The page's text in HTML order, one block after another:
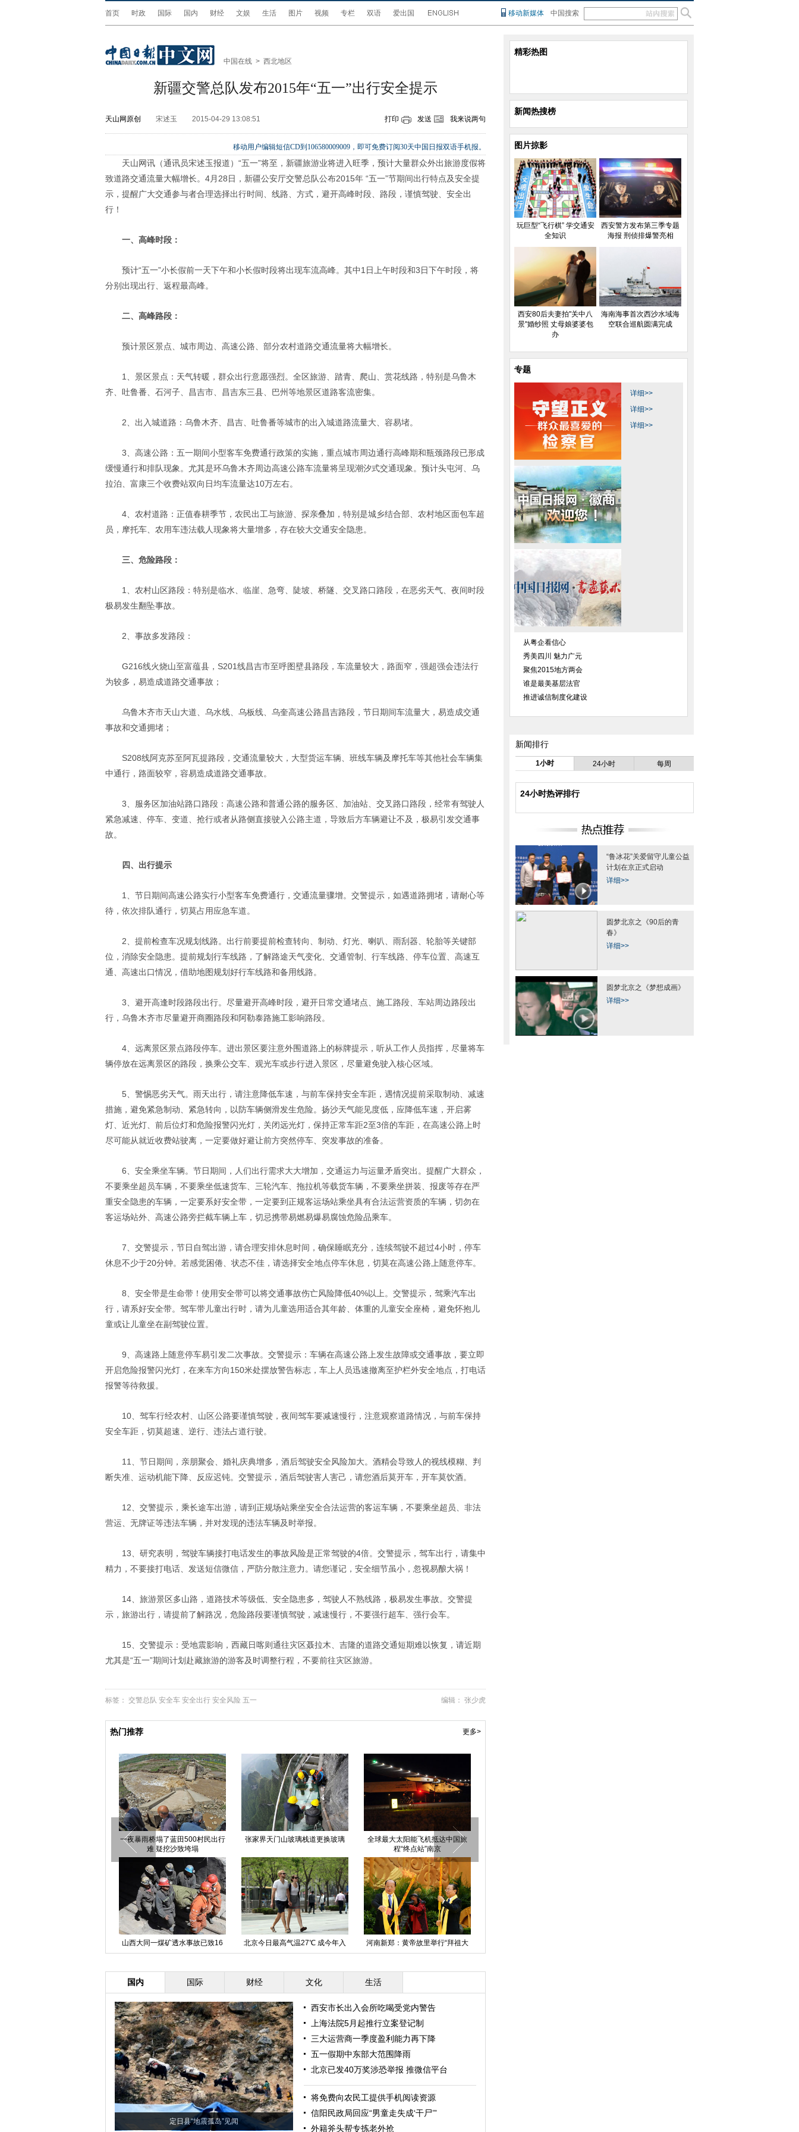
首页 时政 国际 国内 财经 文娱 生活 图片 视频 专栏 双语 爱出国 移动新媒体 中国搜索
中国在线 > 西北地区
新疆交警总队发布2015年“五一”出行安全提示
天山网原创 宋述玉 2015-04-29 13:08:51 打印 发送 我来说两句
移动用户编辑短信CD到106580009009，即可免费订阅30天中国日报双语手机报。
天山网讯（通讯员宋述玉报道）“五一”将至，新疆旅游业将进入旺季，预计大量群众外出旅游度假将
致道路交通流量大幅增长。4月28日，新疆公安厅交警总队公布2015年 “五一”节期间出行特点及安全提
示，提醒广大交通参与者合理选择出行时间、线路、方式，避开高峰时段、路段，谨慎驾驶、安全出
行！
一、高峰时段：
预计“五一”小长假前一天下午和小长假时段将出现车流高峰。其中1日上午时段和3日下午时段，将
分别出现出行、返程最高峰。
二、高峰路段：
预计景区景点、城市周边、高速公路、部分农村道路交通流量将大幅增长。
1、景区景点：天气转暖，群众出行意愿强烈。全区旅游、踏青、爬山、赏花线路，特别是乌鲁木
齐、吐鲁番、石河子、昌吉市、昌吉东三县、巴州等地景区道路客流密集。
2、出入城道路：乌鲁木齐、昌吉、吐鲁番等城市的出入城道路流量大、容易堵。
3、高速公路：五一期间小型客车免费通行政策的实施，重点城市周边通行高峰期和瓶颈路段已形成
缓慢通行和排队现象。尤其是环乌鲁木齐周边高速公路车流量将呈现潮汐式交通现象。预计头屯河、乌
拉泊、富康三个收费站双向日均车流量达10万左右。
4、农村道路：正值春耕季节，农民出工与旅游、探亲叠加，特别是城乡结合部、农村地区面包车超
员，摩托车、农用车违法载人现象将大量增多，存在较大交通安全隐患。
三、危险路段：
1、农村山区路段：特别是临水、临崖、急弯、陡坡、桥隧、交叉路口路段，在恶劣天气、夜间时段
极易发生翻坠事故。
2、事故多发路段：
G216线火烧山至富蕴县，S201线昌吉市至呼图壁县路段，车流量较大，路面窄，强超强会违法行
为较多，易造成道路交通事故；
乌鲁木齐市天山大道、乌水线、乌板线、乌奎高速公路昌吉路段，节日期间车流量大，易造成交通
事故和交通拥堵；
S208线阿克苏至阿瓦提路段，交通流量较大，大型货运车辆、班线车辆及摩托车等其他社会车辆集
中通行，路面较窄，容易造成道路交通事故。
3、服务区加油站路口路段：高速公路和普通公路的服务区、加油站、交叉路口路段，经常有驾驶人
紧急减速、停车、变道、抢行或者从路侧直接驶入公路主道，导致后方车辆避让不及，极易引发交通事
故。
四、出行提示
1、节日期间高速公路实行小型客车免费通行，交通流量骤增。交警提示，如遇道路拥堵，请耐心等
待，依次排队通行，切莫占用应急车道。
2、提前检查车况规划线路。出行前要提前检查转向、制动、灯光、喇叭、雨刮器、轮胎等关键部
位，消除安全隐患。提前规划行车线路，了解路途天气变化、交通管制、行车线路、停车位置、高速互
通、高速出口情况，借助地图规划好行车线路和备用线路。
3、避开高逢时段路段出行。尽量避开高峰时段，避开日常交通堵点、施工路段、车站周边路段出
行，乌鲁木齐市尽量避开商圈路段和阿勒泰路施工影响路段。
4、远离景区景点路段停车。进出景区要注意外围道路上的标牌提示，听从工作人员指挥，尽量将车
辆停放在远离景区的路段，换乘公交车、观光车或步行进入景区，尽量避免驶入核心区域。
5、警惕恶劣天气。雨天出行，请注意降低车速，与前车保持安全车距，遇情况提前采取制动、减速
措施，避免紧急制动、紧急转向，以防车辆侧滑发生危险。扬沙天气能见度低，应降低车速，开启雾
灯、近光灯、前后位灯和危险报警闪光灯，关闭远光灯，保持正常车距2至3倍的车距，在高速公路上时
尽可能从就近收费站驶离，一定要做好避让前方突然停车、突发事故的准备。
6、安全乘坐车辆。节日期间，人们出行需求大大增加，交通运力与运量矛盾突出。提醒广大群众，
不要乘坐超员车辆，不要乘坐低速货车、三轮汽车、拖拉机等载货车辆，不要乘坐拼装、报废等存在严
重安全隐患的车辆，一定要系好安全带，一定要到正规客运场站乘坐具有合法运营资质的车辆，切勿在
客运场站外、高速公路旁拦截车辆上车，切忌携带易燃易爆易腐蚀危险品乘车。
7、交警提示，节日自驾出游，请合理安排休息时间，确保睡眠充分，连续驾驶不超过4小时，停车
休息不少于20分钟。若感觉困倦、状态不佳，请选择安全地点停车休息，切莫在高速公路上随意停车。
8、安全带是生命带！使用安全带可以将交通事故伤亡风险降低40%以上。交警提示，驾乘汽车出
行，请系好安全带。驾车带儿童出行时，请为儿童选用适合其年龄、体重的儿童安全座椅，避免怀抱儿
童或让儿童坐在副驾驶位置。
9、高速路上随意停车易引发二次事故。交警提示：车辆在高速公路上发生故障或交通事故，要立即
开启危险报警闪光灯，在来车方向150米处摆放警告标志，车上人员迅速撤离至护栏外安全地点，打电话
报警等待救援。
10、驾车行经农村、山区公路要谨慎驾驶，夜间驾车要减速慢行，注意观察道路情况，与前车保持
安全车距，切莫超速、逆行、违法占道行驶。
11、节日期间，亲朋聚会、婚礼庆典增多，酒后驾驶安全风险加大。酒精会导致人的视线模糊、判
断失准、运动机能下降、反应迟钝。交警提示，酒后驾驶害人害己，请您酒后莫开车，开车莫饮酒。
12、交警提示，乘长途车出游，请到正规场站乘坐安全合法运营的客运车辆，不要乘坐超员、非法
营运、无牌证等违法车辆，并对发现的违法车辆及时举报。
13、研究表明，驾驶车辆接打电话发生的事故风险是正常驾驶的4倍。交警提示，驾车出行，请集中
精力，不要接打电话、发送短信微信，严防分散注意力。请您谨记，安全细节虽小，忽视易酿大祸！
14、旅游景区多山路，道路技术等级低、安全隐患多，驾驶人不熟线路，极易发生事故。交警提
示，旅游出行，请提前了解路况，危险路段要谨慎驾驶，减速慢行，不要强行超车、强行会车。
15、交警提示：受地震影响，西藏日喀则通往灾区聂拉木、吉隆的道路交通短期难以恢复，请近期
尤其是“五一”期间计划赴藏旅游的游客及时调整行程，不要前往灾区旅游。
编辑： 张少虎
标签： 交警总队 安全车 安全出行 安全风险 五一
热门推荐 更多>
一夜暴雨桥塌了蓝田500村民出行
难 疑挖沙致垮塌
张家界天门山玻璃栈道更换玻璃
全球最大太阳能飞机抵达中国旅
程“终点站”南京
山西大同一煤矿透水事故已致16
人遇难
北京今日最高气温27℃ 成今年入
春以来最暖一天
河南新郑：黄帝故里举行“拜祖大
典”
国内 国际 财经 文化 生活
定日县“地震孤岛”见闻
西安市长出入会所吃喝受党内警告
上海法院5月起推行立案登记制
三大运营商一季度盈利能力再下降
五一假期中东部大范围降雨
北京已发40万奖涉恐举报 推微信平台
将免费向农民工提供手机阅读资源
信阳民政局回应“男童走失成‘干尸’”
外籍斧头帮专拣老外抢
精彩热图
新闻热搜榜
图片掠影
玩巨型“飞行棋” 学交通安
全知识
西安警方发布第三季专题
海报 刑侦排爆警亮相
西安80后夫妻拍"关中八
景"婚纱照 丈母娘婆婆包
办
海南海事首次西沙水域海
空联合巡航圆满完成
专题
详细>>
详细>>
详细>>
从粤企看信心
秀美四川 魅力广元
聚焦2015地方两会
谁是最美基层法官
推进诚信制度化建设
新闻排行
1小时 24小时 每周
24小时热评排行
“鲁冰花”关爱留守儿童公益
计划在京正式启动
详细>>
圆梦北京之《90后的青
春》
详细>>
圆梦北京之《梦想成画》
详细>>